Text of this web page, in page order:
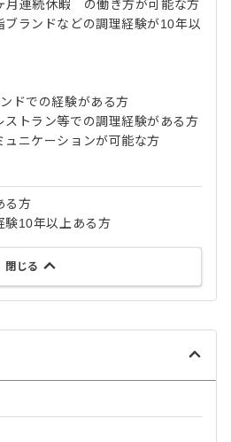
月連続休暇 の働き方が可能な方
ブランドなどの調理経験が10年以
ドでの経験がある方
ストラン等での調理経験がある方
ュニケーションが可能な方
る方
験10年以上ある方
閉じる